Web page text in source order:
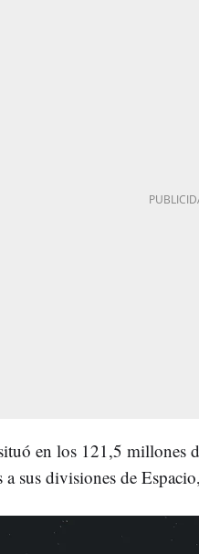
en los 121,5 millones
a sus divisiones de